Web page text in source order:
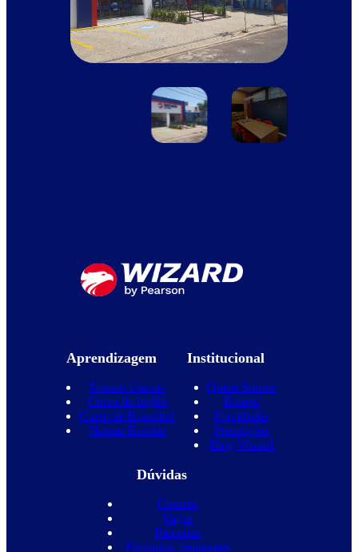
Aprendizagem
Nossos Cursos
Curso de Inglês
Curso de Espanhol
Nossas Escolas
Institucional
Quem Somos
Equipe
Novidades
Promoções
Blog Wizard
Dúvidas
Contato
Vagas
Parcerias
Perguntas frequentes